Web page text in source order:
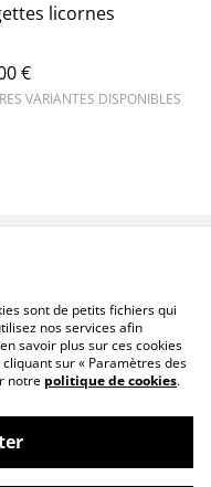
licornes
€
VARIANTES DISPONIBLES
de cookies
sont de petits fichiers qui
nos services afin
savoir plus sur ces cookies
sur « Paramètres des
notre politique de cookies.